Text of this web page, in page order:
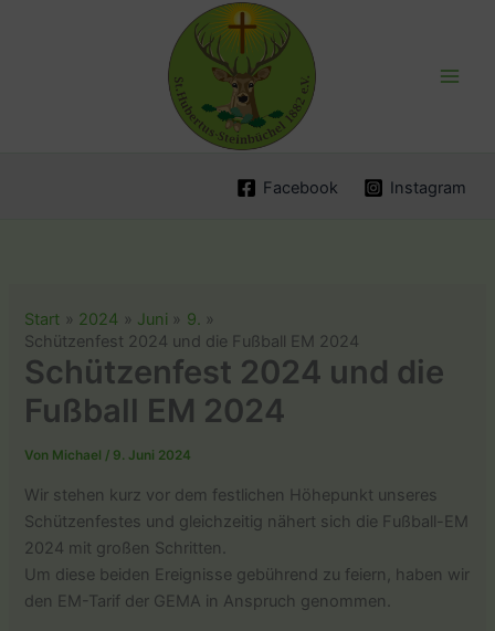
Facebook Instagram
Start 2024 Juni
9.
Schützenfest 2024 und die Fußball EM 2024
Schützenfest 2024 und die
Fußball EM 2024
Von Michael / 9. Juni 2024
Wir stehen kurz vor dem festlichen Höhepunkt unseres
Schützenfestes und gleichzeitig nähert sich die Fußball-EM
2024 mit großen Schritten.
Um diese beiden Ereignisse gebührend zu feiern, haben wir
den EM-Tarif der GEMA in Anspruch genommen.